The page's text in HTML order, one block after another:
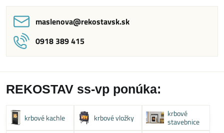
maslenova​@rekostavsk​.sk
0918 389 415
REKOSTAV ss-vp ponúka:
krbové kachle krbové vložky
krbové
stavebnice